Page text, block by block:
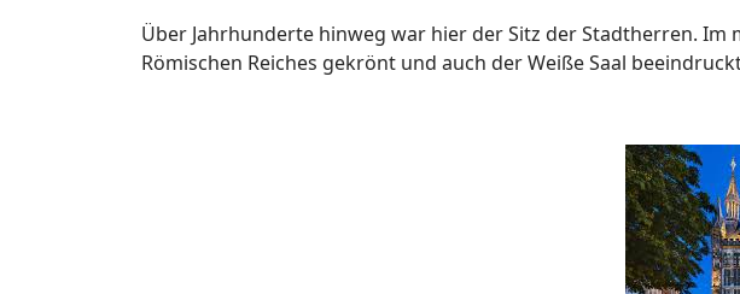
Über Jahrhunderte hinweg war hier der Sitz der Stadtherren.
Römischen Reiches gekrönt und auch der Weiße Saal